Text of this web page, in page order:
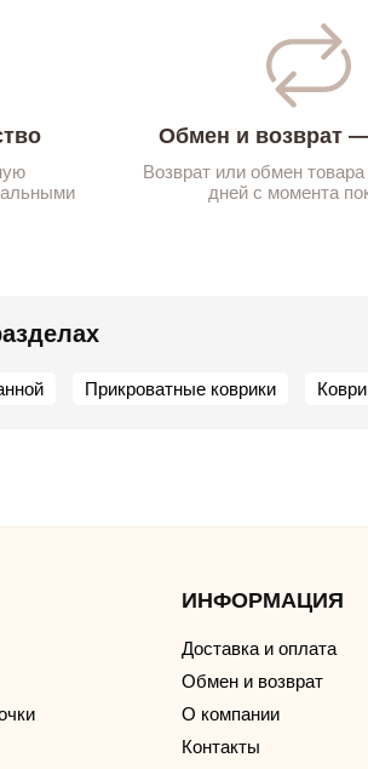
Обмен и возврат
Возврат или обмен
дней с момента
Прикроватные коврики
ИНФОРМАЦИЯ
Доставка и оплата
Обмен и возврат
О компании
Контакты